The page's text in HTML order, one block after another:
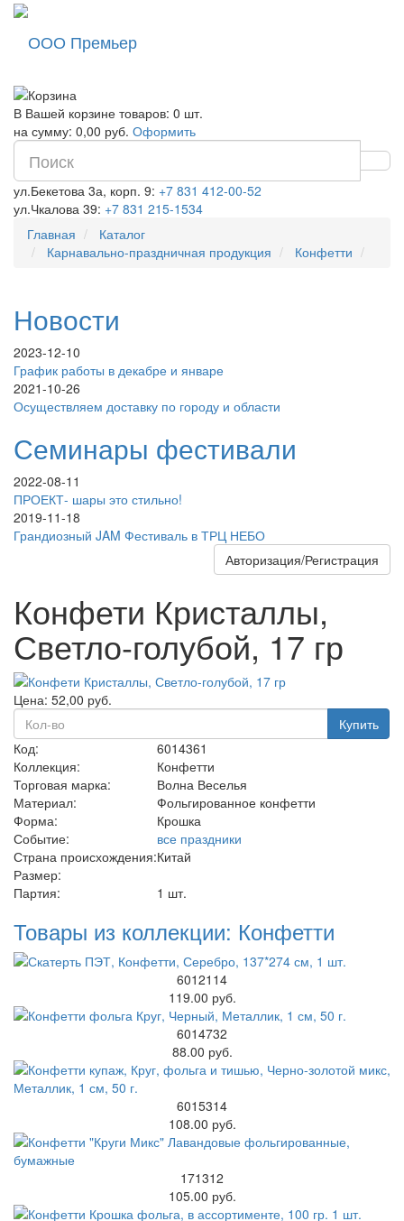
ООО Премьер
В Вашей корзине товаров: 0 шт.
на сумму: 0,00 руб. Оформить
ул.Бекетова 3а, корп. 9: +7 831 412-00-52
ул.Чкалова 39: +7 831 215-1534
Главная
Каталог
Карнавально-праздничная продукция
Конфетти
Новости
2023-12-10
График работы в декабре и январе
2021-10-26
Осуществляем доставку по городу и области
Семинары фестивали
2022-08-11
ПРОЕКТ- шары это стильно!
2019-11-18
Грандиозный JAM Фестиваль в ТРЦ НЕБО
Авторизация/Регистрация
Конфети Кристаллы,
Светло-голубой, 17 гр
Цена: 52,00 руб.
Купить
Код:
6014361
Коллекция:
Конфетти
Торговая марка:
Волна Веселья
Материал:
Фольгированное конфетти
Форма:
Крошка
Событие:
все праздники
Страна происхождения:Китай
Размер:
Партия:
1 шт.
Товары из коллекции: Конфетти
6012114
119.00 руб.
6014732
88.00 руб.
6015314
108.00 руб.
171312
105.00 руб.